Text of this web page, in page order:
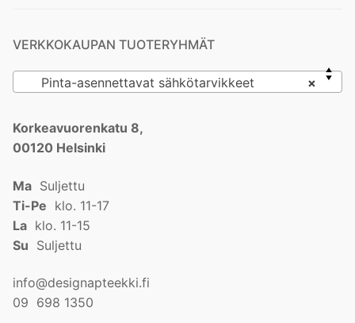
VERKKOKAUPAN TUOTERYHMÄT
×
Pinta-asennettavat sähkötarvikkeet
Korkeavuorenkatu 8,
00120 Helsinki
Ma Suljettu
Ti-Pe klo. 11-17
La klo. 11-15
Su Suljettu
info@designapteekki.fi
09 698 1350